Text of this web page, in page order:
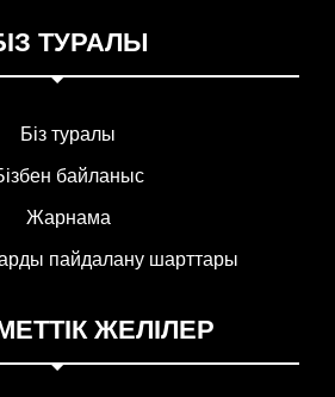
ТУРАЛЫ
Біз туралы
байланыс
Жарнама
пайдалану шарттары
ЖЕЛІЛЕР